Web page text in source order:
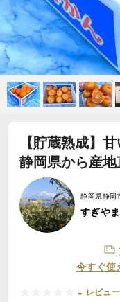
【貯蔵熟成
静岡県から産地
静岡県静岡
すぎや
今すぐ使
- レビュ